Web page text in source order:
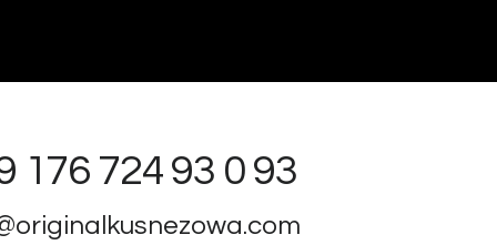
176 724 93 0 93